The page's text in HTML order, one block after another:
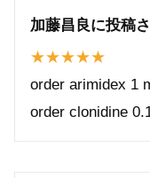
加藤昌良に投稿
order arimidex 1
order clonidine